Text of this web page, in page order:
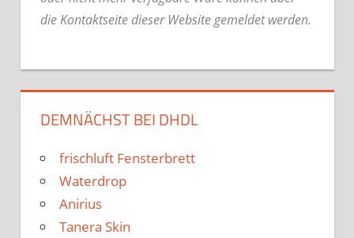
die Kontaktseite dieser Website gemeldet werden.
DEMNÄCHST BEI DHDL
frischluft Fensterbrett
Waterdrop
Anirius
Tanera Skin